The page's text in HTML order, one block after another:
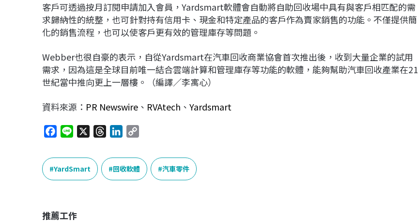
客戶可透過按月訂閱申請加入會員，Yardsmart軟體會自動將自助回收場中具有與客戶相匹配的需
求歸納性的統整，也可針對持有信用卡、現金和特定產品的客戶作為賣家銷售的功能。不僅提供簡
化的銷售流程，也可以使客戶更有效的管理庫存等問題。
Webber也很自豪的表示，自從Yardsmart在汽車回收商業協會首次推出後，收到大量企業的試用
需求，因為這是全球目前唯一結合雲端計算和管理庫存等功能的軟體，能夠幫助汽車回收產業在21
世紀當中推向更上一層樓。（編譯／李寓心）
資料來源： PR Newswire 、 RVAtech 、 Yardsmart
c
e
b
n
e
r
e
a
n
k
e
p
y
L
YardSmart 回收軟體 汽車零件
推薦工作